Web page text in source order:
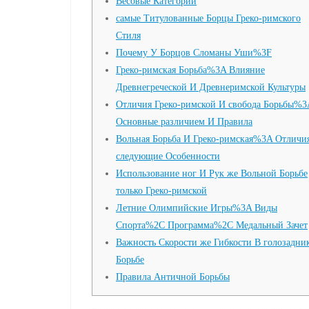
самые Титулованные Борцы Греко-римского
Стиля
Почему У Борцов Сломаны Уши%3F
Греко-римская Борьба%3A Влияние
Древнегреческой И Древнеримской Культуры
Отличия Греко-римской И свобода
Основные различием И Правила
Вольная Борьба И Греко-римская%3A
следующие Особенности
Использование ног И Рук же Вольной Борьбе
только Греко-римской
Летние Олимпийские Игры%3A Виды
Спорта%2C Программа%2C Медальный Зачет
Важность Скорости же Гибкости В
Борьбе
Правила Античной Борьбы